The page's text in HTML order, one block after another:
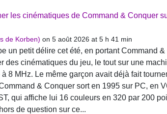
les cinématiques de Command & Conquer
de Korben) on 5 août 2026 at 5 h 41 min
un petit délire cet été, en portant Command
des cinématiques du jeu, le tout sur une
8 MHz. Le même garçon avait déjà fait
& Conquer sort en 1995 sur PC, en
qui affiche lui 16 couleurs en 320 par 200
de question sur ce...